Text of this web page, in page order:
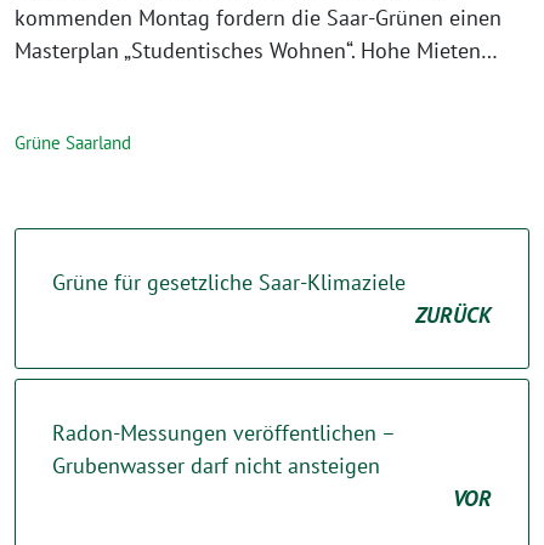
kommenden Montag fordern die Saar-Grünen einen
Masterplan „Studentisches Wohnen“. Hohe Mieten…
Grüne Saarland
Grüne für gesetzliche Saar-Klimaziele
ZURÜCK
Radon-Messungen veröffentlichen –
Grubenwasser darf nicht ansteigen
VOR